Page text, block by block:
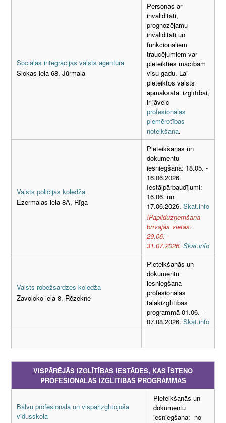
Sociālās integrācijas valsts aģentūra
Slokas iela 68, Jūrmala
Personas ar
invaliditāti,
prognozējamu
invaliditāti un
funkcionāliem
traucējumiem var
pieteikties mācībām
visu gadu. Lai
pieteiktos valsts
apmaksātai izglītībai,
ir jāveic
profesionālās
piemērotības
noteikšana.
Valsts policijas koledža
Ezermalas iela 8A, Rīga
Pieteikšanās un
dokumentu
iesniegšana: 18.05. -
16.06.2026.
Iestājpārbaudījumi:
16.06. un
17.06.2026. Skat.info
!Papilduzņemšana
brīvajās vietās:
29.06. -
31.07.2026. Skat.info
Valsts robežsardzes koledža
Zavoloko iela 8, Rēzekne
Pieteikšanās un
dokumentu
iesniegšana
profesionālās
tālākizglītības
programmā 01.06. –
07.08.2026. Skat.info
VISPĀRĒJĀS IZGLĪTĪBAS IESTĀDES, KAS ĪSTENO
PROFESIONĀLĀS IZGLĪTĪBAS PROGRAMMAS
Balvu profesionālā un vispārizglītojošā
vidusskola
Pieteikšanās un
dokumentu
iesniegšana: no